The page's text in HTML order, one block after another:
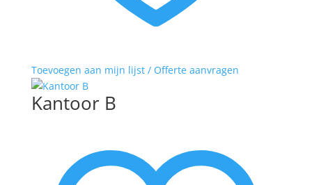
Toevoegen aan mijn lijst / Offerte aanvragen
Kantoor B